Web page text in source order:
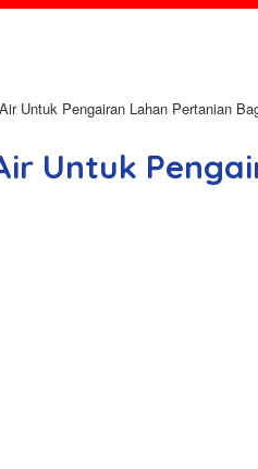
Untuk Pengairan Lahan Pertanian
Untuk